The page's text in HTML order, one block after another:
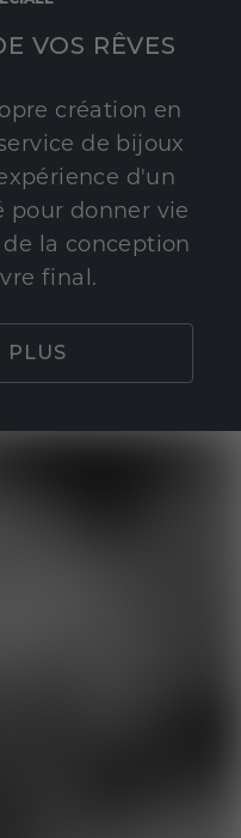
VOS RÊVES
création en
de bijoux
d'un
pour donner vie
la conception
final.
PLUS